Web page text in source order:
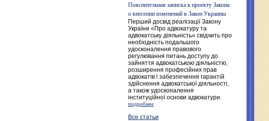
Пояснительная записка к проекту Закона
о внесении изменений в Закон Украины
Перший досвід реалізації Закону
України «Про адвокатуру та
адвокатську діяльність» свідчить про
необхідність подальшого
удосконалення правового
регулювання питань доступу до
зайняття адвокатською діяльністю,
розширення професійних прав
адвокатів і забезпечення гарантій
здійснення адвокатської діяльності,
а також удосконалення
інституційної основи адвокатури.
подробнее
Все статьи